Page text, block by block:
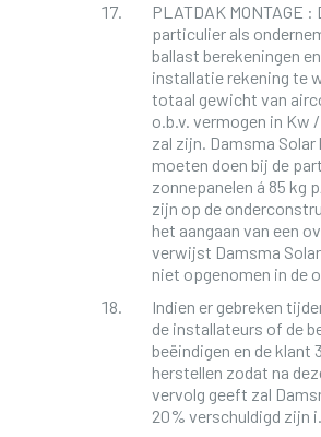
PLATDAK MONTAGE
particulier als
ballast berekeningen
installatie rekening te
totaal gewicht van
o.b.v. vermogen in Kw
zal zijn. Damsma
moeten doen bij de
zonnepanelen á 85
zijn op de
het aangaan van een
verwijst Damsma
niet opgenomen in de
Indien er gebreken
de installateurs of de
beëindigen en de klant
herstellen zodat na
vervolg geeft zal
20% verschuldigd zijn